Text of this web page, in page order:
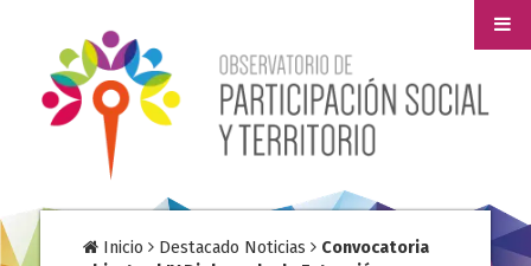
Inicio Destacado Noticias Convocatoria